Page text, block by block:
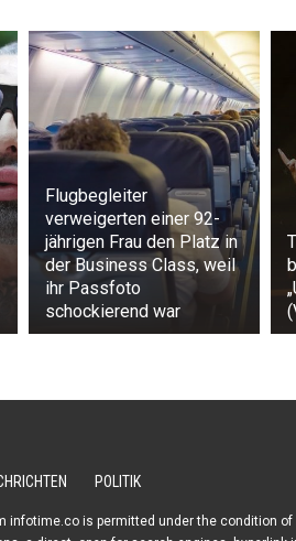
Flugbegleiter
verweigerten einer 92-
jährigen Frau den Platz in
der Business Class, weil
ihr Passfoto
schockierend war
POLITIK
infotime.co is permitted under the condition